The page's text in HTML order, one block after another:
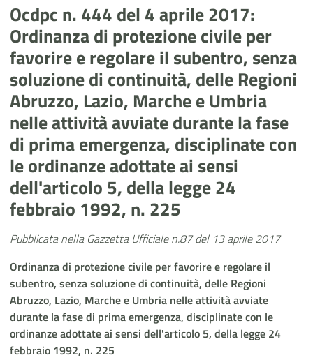
Ocdpc n. 444 del 4 aprile 2017:
Ordinanza di protezione civile per
favorire e regolare il subentro, senza
soluzione di continuità, delle Regioni
Abruzzo, Lazio, Marche e Umbria
nelle attività avviate durante la fase
di prima emergenza, disciplinate con
le ordinanze adottate ai sensi
dell'articolo 5, della legge 24
febbraio 1992, n. 225
Pubblicata nella Gazzetta Ufficiale n.87 del 13 aprile 2017
Ordinanza di protezione civile per favorire e regolare il
subentro, senza soluzione di continuità, delle Regioni
Abruzzo, Lazio, Marche e Umbria nelle attività avviate
durante la fase di prima emergenza, disciplinate con le
ordinanze adottate ai sensi dell'articolo 5, della legge 24
febbraio 1992, n. 225